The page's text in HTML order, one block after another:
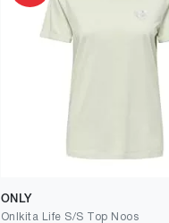
ONLY
Onlkita Life S/S Top Noos